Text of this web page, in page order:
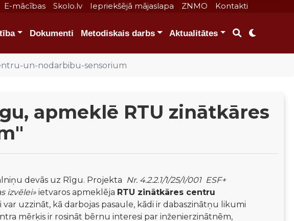
E-mācības Skolo.lv Iepriekšējā mājaslapa ZNMO Kontakti
Dokumenti Metodiskais darbs Aktualitātes
un-nodarbibu-sensorium
apmeklē RTU zinātkāres
devās uz Rīgu. Projekta Nr. 4.2.2.1/1/25/I/001  ESF+
izvēlei» ietvaros apmeklēja RTU zinātkāres centru
uzzināt, kā darbojas pasaule, kādi ir dabaszinātņu likumi
mērķis ir rosināt bērnu interesi par inženierzinātnēm,